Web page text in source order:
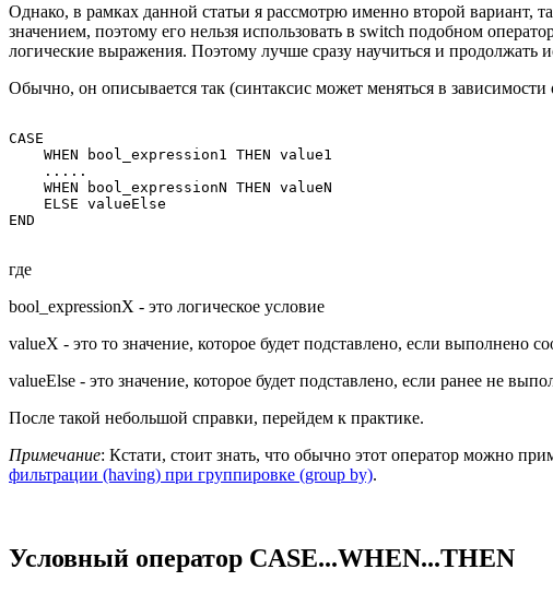
Однако, в рамках данной статьи я рассмотрю именно второй вариант,
значением, поэтому его нельзя использовать в switch подобном
логические выражения. Поэтому лучше сразу научиться и продолжать
Обычно, он описывается так (синтаксис может меняться в зависимости
CASE
    WHEN bool_expression1 THEN value1
    .....
    WHEN bool_expressionN THEN valueN
    ELSE valueElse
где
bool_expressionX - это логическое условие
valueX - это то значение, которое будет подставлено, если выполнено
valueElse - это значение, которое будет подставлено, если ранее не
После такой небольшой справки, перейдем к практике.
Примечание: Кстати, стоит знать, что обычно этот оператор можно
фильтрации (having) при группировке (group by).
Условный оператор CASE...WHEN...THEN